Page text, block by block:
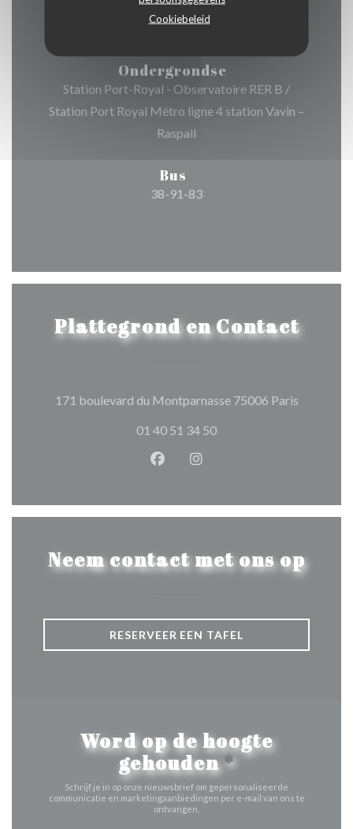
Cookiebeleid
Ondergrondse
Station Port-Royal - Observatoire RER B /
Station Port Royal Métro ligne 4 station Vavin –
Raspail
Bus
38-91-83
Plattegrond en Contact
171 boulevard du Montparnasse 75006 Paris((opent in
01 40 51 34 50
Facebook ((opent in een nieuw
Instagram ((opent in een
Neem contact met ons op
RESERVEER EEN TAFEL
Word op de hoogte
gehouden*
Schrijf je in op onze nieuwsbrief om gepersonaliseerde
communicatie en marketingaanbiedingen per e-mail van ons te
ontvangen.